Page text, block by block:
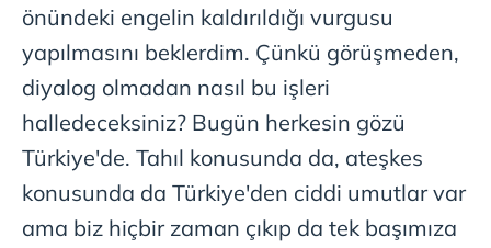
önündeki engelin kaldırıldığı vurgusu
yapılmasını beklerdim. Çünkü görüşmeden,
diyalog olmadan nasıl bu işleri
halledeceksiniz? Bugün herkesin gözü
Türkiye'de. Tahıl konusunda da, ateşkes
konusunda da Türkiye'den ciddi umutlar var
ama biz hiçbir zaman çıkıp da tek başımıza